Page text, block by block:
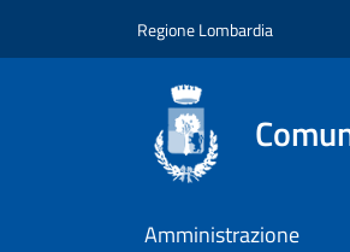
Regione Lombardia
Amministrazione